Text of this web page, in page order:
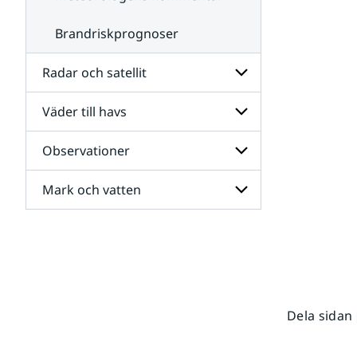
Brandriskprognoser
Radar och satellit
Undersidor
för
Radar
och
satellit
Väder till havs
Undersidor
för
Väder
till
havs
Observationer
Undersidor
för
Mark och vatten
Dela sidan